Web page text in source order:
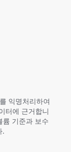
익명처리하여
터에 근거합니
륨 기준과 보수
.